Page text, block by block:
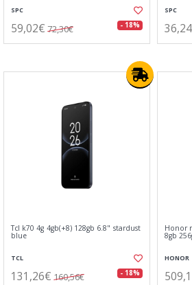
SPC
59,02€ 72,30€ - 18%
SPC
Tcl k70 4g 4gb(+8) 128gb 6.8" stardust
blue
TCL
131,26€ 160,56€ - 18%
Honor
8gb
HONOR